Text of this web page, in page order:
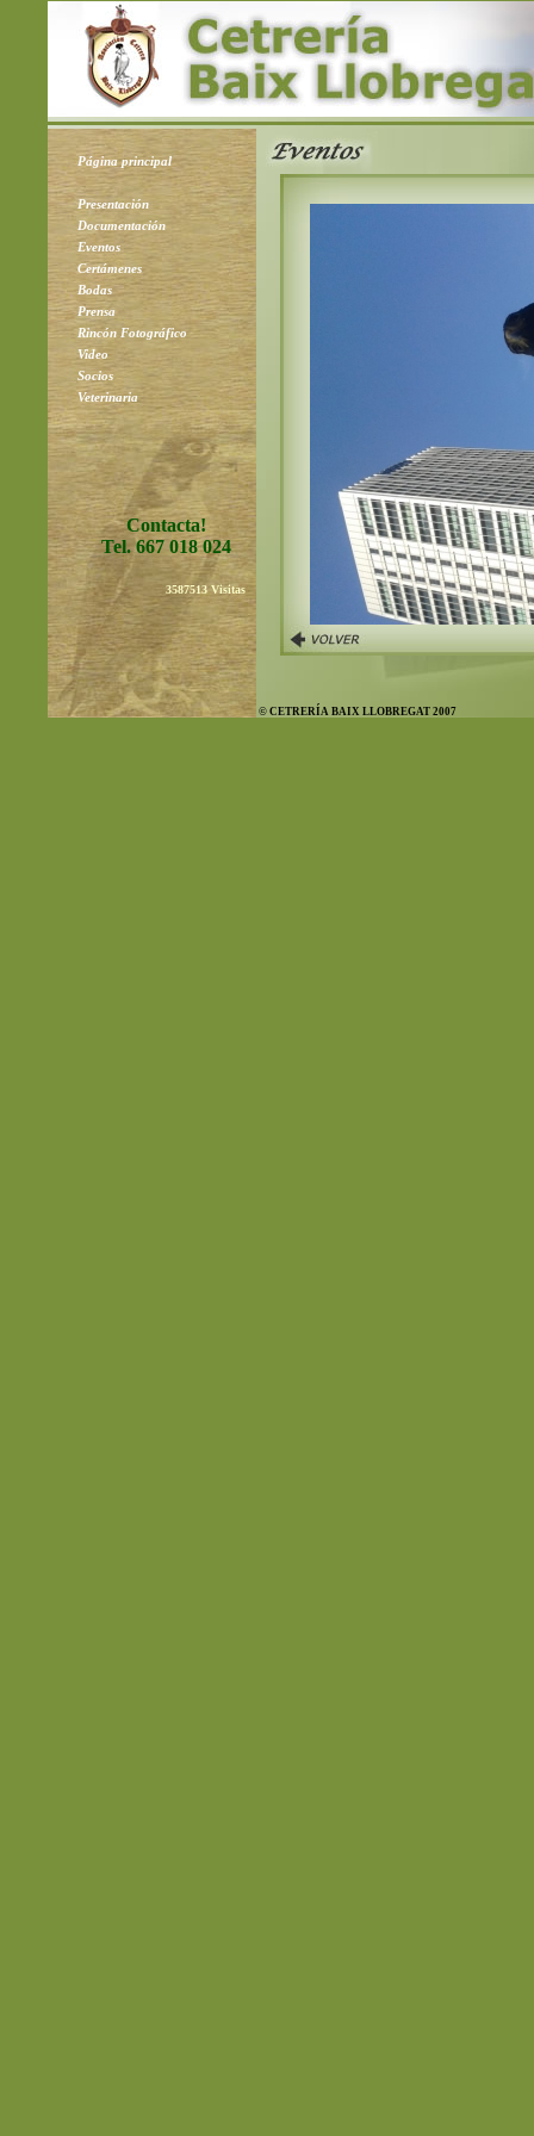
Página principal
Presentación
Documentación
Eventos
Certámenes
Bodas
Prensa
Rincón Fotográfico
Video
Socios
Veterinaria
Contacta!
Tel. 667 018 024
3587513Visitas
© CETRERÍA BAIX LLOBREGAT 2007